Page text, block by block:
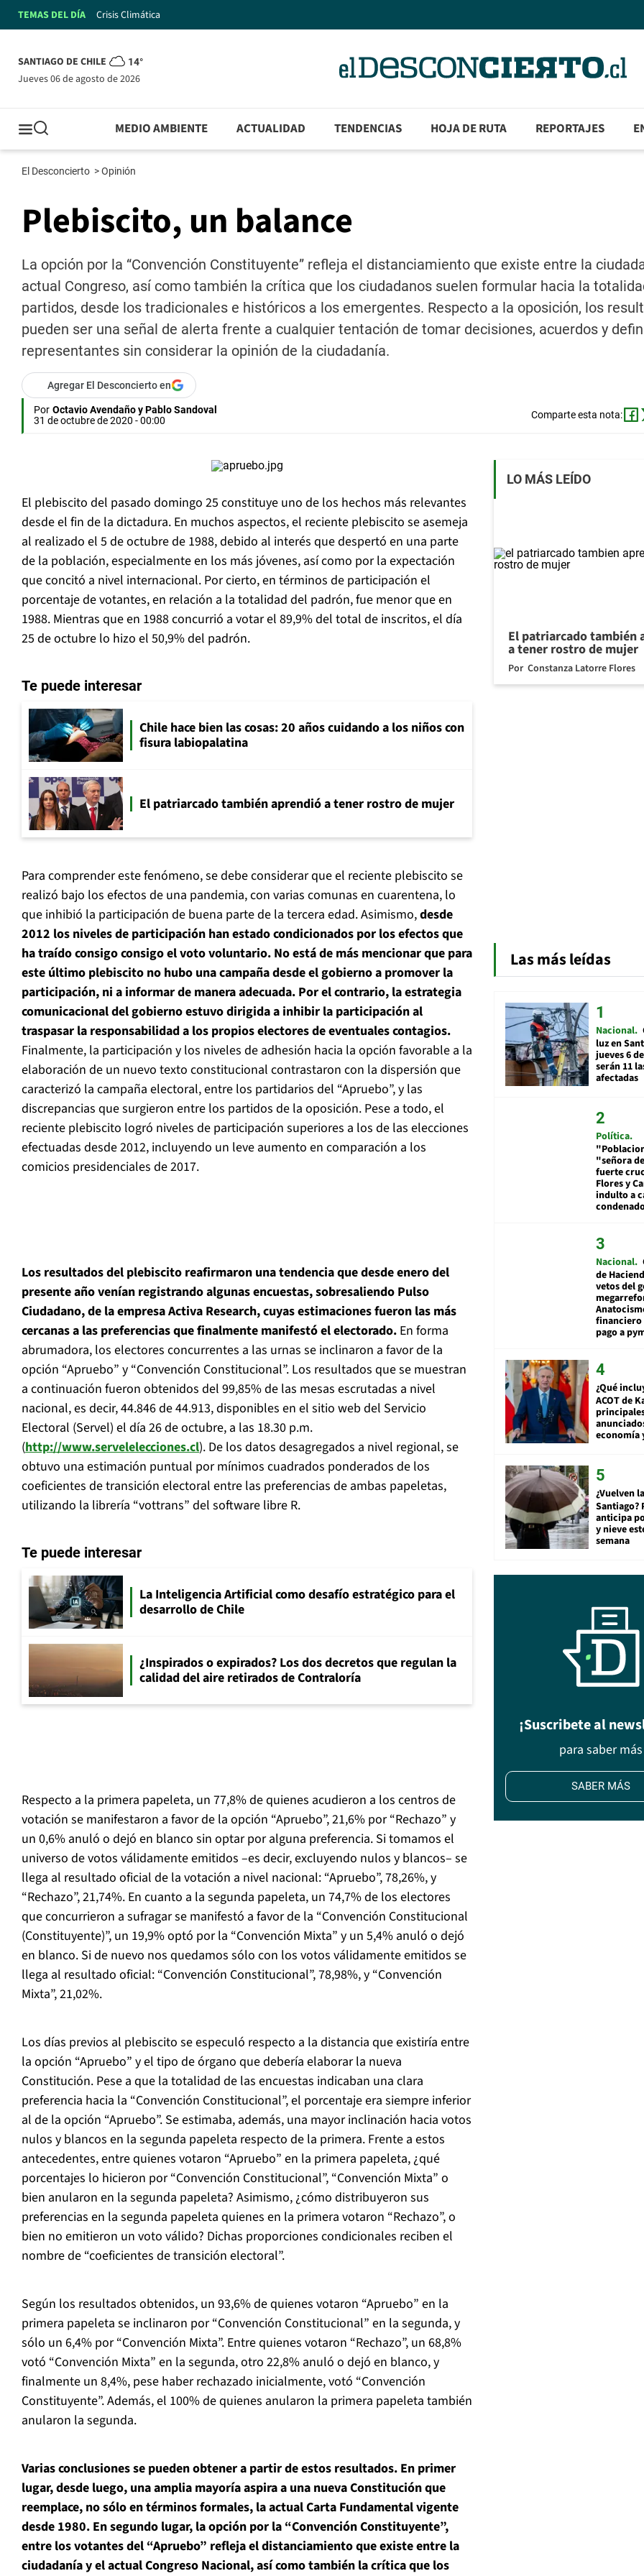
TEMAS DEL DÍA Crisis Climática
SANTIAGO DE CHILE 14°
jueves 06 de agosto de 2026
MEDIO AMBIENTE ACTUALIDAD TENDENCIAS HOJA DE RUTA REPORTAJES
El Desconcierto >Opinión
Plebiscito, un balance
La opción por la “Convención Constituyente” refleja el distanciamiento que existe entre la
actual Congreso, así como también la crítica que los ciudadanos suelen formular hacia la
partidos, desde los tradicionales e históricos a los emergentes. Respecto a la oposición, los
pueden ser una señal de alerta frente a cualquier tentación de tomar decisiones, acuerdos y
representantes sin considerar la opinión de la ciudadanía.
Agregar El Desconcierto en
Por Octavio Avendaño y Pablo Sandoval
31 de octubre de 2020 - 00:00
Comparte esta nota:
El plebiscito del pasado domingo 25 constituye uno de los hechos más relevantes
desde el fin de la dictadura. En muchos aspectos, el reciente plebiscito se asemeja
al realizado el 5 de octubre de 1988, debido al interés que despertó en una parte
de la población, especialmente en los más jóvenes, así como por la expectación
que concitó a nivel internacional. Por cierto, en términos de participación el
porcentaje de votantes, en relación a la totalidad del padrón, fue menor que en
1988. Mientras que en 1988 concurrió a votar el 89,9% del total de inscritos, el día
25 de octubre lo hizo el 50,9% del padrón.
Te puede interesar
Chile hace bien las cosas: 20 años cuidando a los niños con
fisura labiopalatina
El patriarcado también aprendió a tener rostro de mujer
Para comprender este fenómeno, se debe considerar que el reciente plebiscito se
realizó bajo los efectos de una pandemia, con varias comunas en cuarentena, lo
que inhibió la participación de buena parte de la tercera edad. Asimismo,desde
2012 los niveles de participación han estado condicionados por los efectos que
ha traído consigo consigo el voto voluntario. No está de más mencionar que para
este último plebiscito no hubo una campaña desde el gobierno a promover la
participación, ni a informar de manera adecuada. Por el contrario, la estrategia
comunicacional del gobierno estuvo dirigida a inhibir la participación al
traspasar la responsabilidad a los propios electores de eventuales contagios.
Finalmente, la participación y los niveles de adhesión hacia la opción favorable a la
elaboración de un nuevo texto constitucional contrastaron con la dispersión que
caracterizó la campaña electoral, entre los partidarios del “Apruebo”, y las
discrepancias que surgieron entre los partidos de la oposición. Pese a todo, el
reciente plebiscito logró niveles de participación superiores a los de las elecciones
efectuadas desde 2012, incluyendo un leve aumento en comparación a los
comicios presidenciales de 2017.
Los resultados del plebiscito reafirmaron una tendencia que desde enero del
presente año venían registrando algunas encuestas, sobresaliendo Pulso
Ciudadano, de la empresa Activa Research, cuyas estimaciones fueron las más
cercanas a las preferencias que finalmente manifestó el electorado. En forma
abrumadora, los electores concurrentes a las urnas se inclinaron a favor de la
opción “Apruebo” y “Convención Constitucional”. Los resultados que se muestran
a continuación fueron obtenidos del 99,85% de las mesas escrutadas a nivel
nacional, es decir, 44.846 de 44.913, disponibles en el sitio web del Servicio
Electoral (Servel) el día 26 de octubre, a las 18.30 p.m.
(http://www.servelelecciones.cl). De los datos desagregados a nivel regional, se
obtuvo una estimación puntual por mínimos cuadrados ponderados de los
coeficientes de transición electoral entre las preferencias de ambas papeletas,
utilizando la librería “vottrans” del software libre R.
Te puede interesar
La Inteligencia Artificial como desafío estratégico para el
desarrollo de Chile
¿Inspirados o expirados? Los dos decretos que regulan la
calidad del aire retirados de Contraloría
Respecto a la primera papeleta, un 77,8% de quienes acudieron a los centros de
votación se manifestaron a favor de la opción “Apruebo”, 21,6% por “Rechazo” y
un 0,6% anuló o dejó en blanco sin optar por alguna preferencia. Si tomamos el
universo de votos válidamente emitidos –es decir, excluyendo nulos y blancos– se
llega al resultado oficial de la votación a nivel nacional: “Apruebo”, 78,26%, y
“Rechazo”, 21,74%. En cuanto a la segunda papeleta, un 74,7% de los electores
que concurrieron a sufragar se manifestó a favor de la “Convención Constitucional
(Constituyente)”, un 19,9% optó por la “Convención Mixta” y un 5,4% anuló o dejó
en blanco. Si de nuevo nos quedamos sólo con los votos válidamente emitidos se
llega al resultado oficial: “Convención Constitucional”, 78,98%, y “Convención
Mixta”, 21,02%.
Los días previos al plebiscito se especuló respecto a la distancia que existiría entre
la opción “Apruebo” y el tipo de órgano que debería elaborar la nueva
Constitución. Pese a que la totalidad de las encuestas indicaban una clara
preferencia hacia la “Convención Constitucional”, el porcentaje era siempre inferior
al de la opción “Apruebo”. Se estimaba, además, una mayor inclinación hacia votos
nulos y blancos en la segunda papeleta respecto de la primera. Frente a estos
antecedentes, entre quienes votaron “Apruebo” en la primera papeleta, ¿qué
porcentajes lo hicieron por “Convención Constitucional”, “Convención Mixta” o
bien anularon en la segunda papeleta? Asimismo, ¿cómo distribuyeron sus
preferencias en la segunda papeleta quienes en la primera votaron “Rechazo”, o
bien no emitieron un voto válido? Dichas proporciones condicionales reciben el
nombre de “coeficientes de transición electoral”.
Según los resultados obtenidos, un 93,6% de quienes votaron “Apruebo” en la
primera papeleta se inclinaron por “Convención Constitucional” en la segunda, y
sólo un 6,4% por “Convención Mixta”. Entre quienes votaron “Rechazo”, un 68,8%
votó “Convención Mixta” en la segunda, otro 22,8% anuló o dejó en blanco, y
finalmente un 8,4%, pese haber rechazado inicialmente, votó “Convención
Constituyente”. Además, el 100% de quienes anularon la primera papeleta también
anularon la segunda.
Varias conclusiones se pueden obtener a partir de estos resultados. En primer
lugar, desde luego, una amplia mayoría aspira a una nueva Constitución que
reemplace, no sólo en términos formales, la actual Carta Fundamental vigente
desde 1980. En segundo lugar, la opción por la “Convención Constituyente”,
entre los votantes del “Apruebo” refleja el distanciamiento que existe entre la
ciudadanía y el actual Congreso Nacional, así como también la crítica que los
LO MÁS LEÍDO
El patriarcado también
a tener rostro de mujer
Por Constanza Latorre Flores
Las más leídas
Nacional
luz en
jueves 6
serán 11
afectadas
Política
"señora
fuerte
Flores y
indulto a
Nacional
de
vetos del
financiero
pago a
¿Qué
ACOT de
economía
¿Vuelven
Santiago?
anticipa
y nieve
semana
¡Suscribete al
para saber más
SABER MÁS